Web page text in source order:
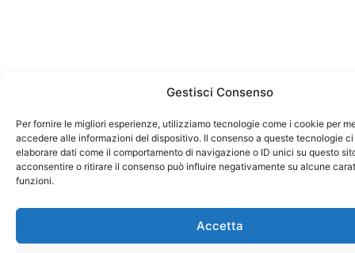
Gestisci Consenso
Per fornire le migliori esperienze, utilizziamo tecnologie come i cookie per
accedere alle informazioni del dispositivo. Il consenso a queste tecnologie
elaborare dati come il comportamento di navigazione o ID unici su questo
acconsentire o ritirare il consenso può influire negativamente su alcune
funzioni.
Accetta